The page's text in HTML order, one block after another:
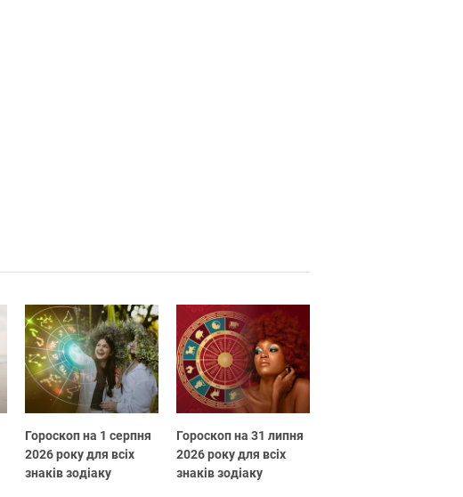
Гороскоп на 1 серпня
2026 року для всіх
знаків зодіаку
Гороскоп на 31 липня
2026 року для всіх
знаків зодіаку